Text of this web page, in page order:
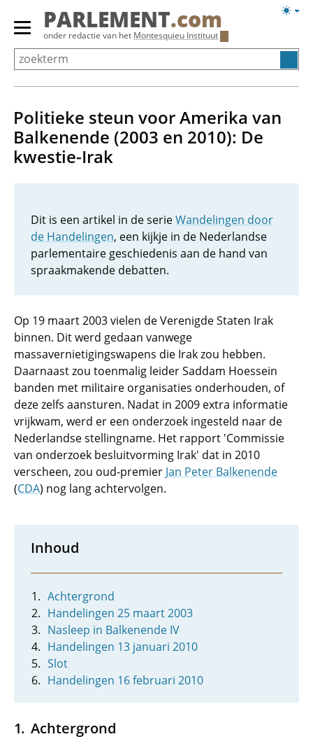
Overslaan
Primair
menu
tonen/verbergen
PARLEMENT.com
onder redactie van het Montesquieu Instituut
Politieke steun voor Amerika van
Balkenende (2003 en 2010): De
kwestie-Irak
Dit is een artikel in de serieWandelingen door
de Handelingen, een kijkje in de Nederlandse
parlementaire geschiedenis aan de hand van
spraakmakende debatten.
Op 19 maart 2003 vielen de Verenigde Staten Irak
binnen. Dit werd gedaan vanwege
massavernietigingswapens die Irak zou hebben.
Daarnaast zou toenmalig leider Saddam Hoessein
banden met militaire organisaties onderhouden, of
deze zelfs aansturen. Nadat in 2009 extra informatie
vrijkwam, werd er een onderzoek ingesteld naar de
Nederlandse stellingname. Het rapport 'Commissie
van onderzoek besluitvorming Irak' dat in 2010
verscheen, zou oud-premier Jan Peter Balkenende
(CDA) nog lang achtervolgen.
Inhoud
Achtergrond
Handelingen 25 maart 2003
Nasleep in Balkenende IV
Handelingen 13 januari 2010
Slot
Handelingen 16 februari 2010
Achtergrond